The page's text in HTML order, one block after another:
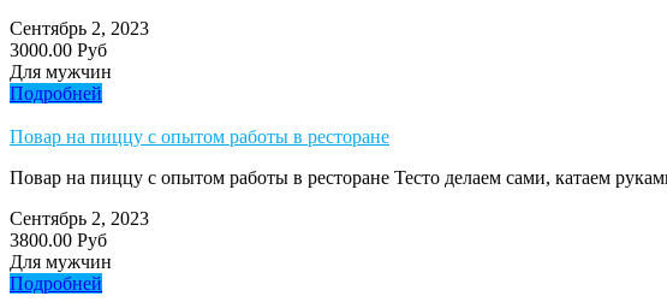
Сентябрь 2, 2023
3000.00 Руб
Для мужчин
Подробней
Повар на пиццу с опытом работы в ресторане
Повар на пиццу с опытом работы в ресторане Тесто делаем сами, катаем
Сентябрь 2, 2023
3800.00 Руб
Для мужчин
Подробней